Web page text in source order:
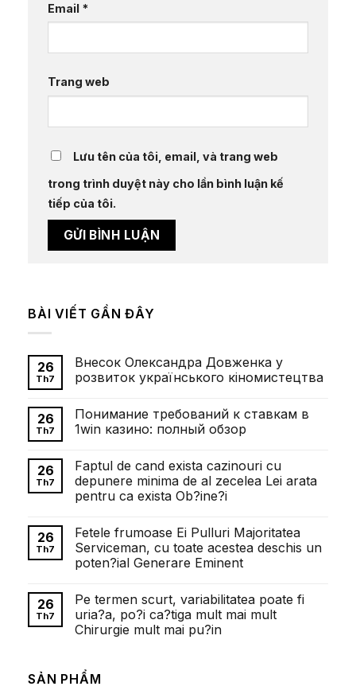
Email *
Trang web
Lưu tên của tôi, email, và trang web
trong trình duyệt này cho lần bình luận kế
tiếp của tôi.
BÀI VIẾT GẦN ĐÂY
26
Th7
Внесок Олександра Довженка у
розвиток українського кіномистецтва
bình
luận
ở
Довженка
у
розвиток
українського
26
Th7
Понимание требований к ставкам в
1win казино: полный обзор
bình
luận
ở
Понимание
ставкам
в
1win
казино:
полный
26
Th7
Faptul de cand exista cazinouri cu
depunere minima de al zecelea Lei arata
pentru ca exista Ob?ine?i
bình
luận
ở
Faptul
exista
cazinouri
cu
depunere
minima
zecelea
Lei
26
Th7
Fetele frumoase Ei Pulluri Majoritatea
Serviceman, cu toate acestea deschis un
poten?ial Generare Eminent
bình
luận
ở
Fetele
Majoritatea
Serviceman,
26
Th7
Pe termen scurt, variabilitatea poate fi
uria?a, po?i ca?tiga mult mai mult
Chirurgie mult mai pu?in
bình
luận
ở
SẢN PHẨM